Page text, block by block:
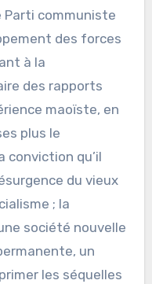
Parti communiste
des forces
à la
des rapports
maoïste, en
plus le
conviction qu’il
du vieux
; la
société nouvelle
un
les séquelles